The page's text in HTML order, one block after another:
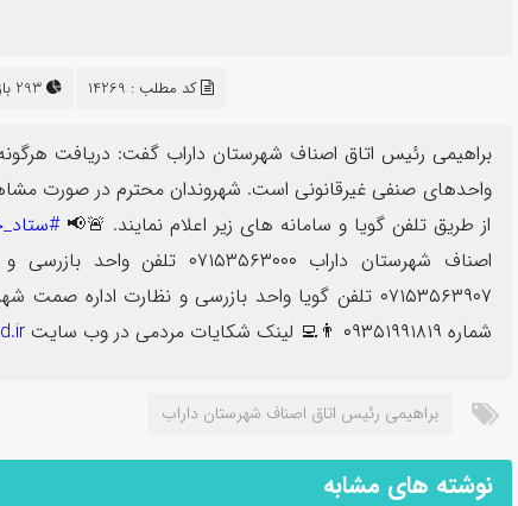
کد مطلب : 14269
براهیمی رئیس اتاق اصناف شهرستان داراب گفت: دریافت
واحدهای صنفی غیرقانونی است. شهروندان محترم در صورت
از طریق تلفن گویا و سامانه های زیر اعلام نمایند. 🚨📢
اصناف شهرستان داراب
۰۷۱۵۳۵۶۳۹۰۷ تلفن گویا واحد بازرسی و نظارت اداره صمت شهرستان داراب ۱۲۴ 📱ارسال
شماره ۰۹۳۵۱۹۹۱۸۱۹ 👨‍💻 لینک شکایات مردمی در وب سایت
براهیمی رئیس اتاق اصناف شهرستان داراب
نوشته های مشابه
برگزاری آیین تودیع و معارفه بخشداران
استانداری فارس
مشترک